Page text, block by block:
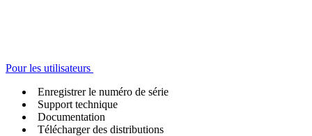
Pour les utilisateurs
Enregistrer le numéro de série
Support technique
Documentation
Télécharger des distributions